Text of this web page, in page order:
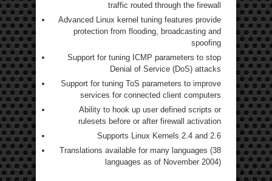
traffic routed through the firewall
Advanced Linux kernel tuning features provide
protection from flooding, broadcasting and
spoofing
Support for tuning ICMP parameters to stop
Denial of Service (DoS) attacks
Support for tuning ToS parameters to improve
services for connected client computers
Ability to hook up user defined scripts or
rulesets before or after firewall activation
Supports Linux Kernels 2.4 and 2.6
Translations available for many languages (38
languages as of November 2004)